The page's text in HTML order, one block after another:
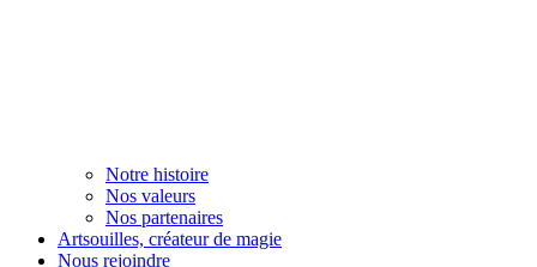
Notre histoire
Nos valeurs
Nos partenaires
Artsouilles, créateur de magie
Nous rejoindre